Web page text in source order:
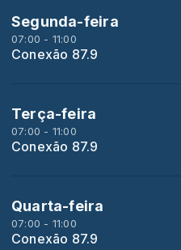
Segunda-feira
07:00 - 11:00
Conexão 87.9
Terça-feira
07:00 - 11:00
Conexão 87.9
Quarta-feira
07:00 - 11:00
Conexão 87.9